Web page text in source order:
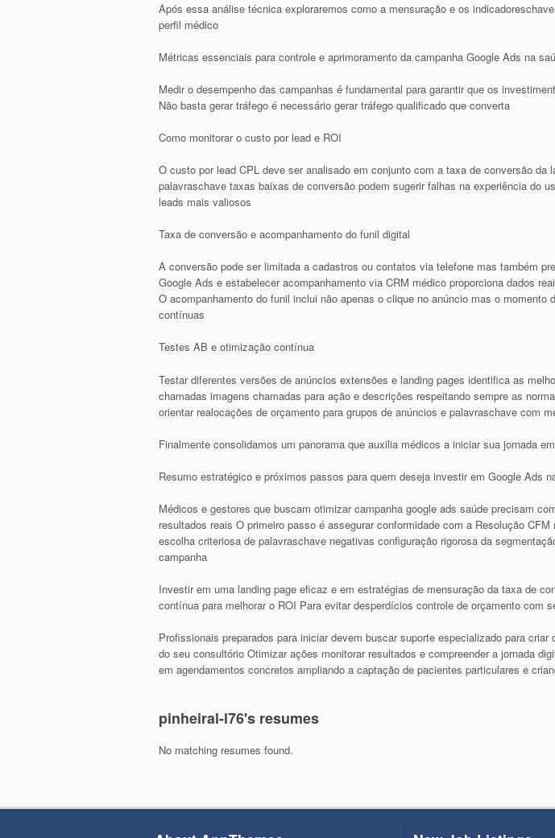
Após essa análise técnica exploraremos como a mensuração e os
perfil médico
Métricas essenciais para controle e aprimoramento da campanha Google Ads na
Medir o desempenho das campanhas é fundamental para garantir que os
Não basta gerar tráfego é necessário gerar tráfego qualificado que converta
Como monitorar o custo por lead e ROI
O custo por lead CPL deve ser analisado em conjunto com a taxa de conversão
palavraschave taxas baixas de conversão podem sugerir falhas na experiência do
leads mais valiosos
Taxa de conversão e acompanhamento do funil digital
A conversão pode ser limitada a cadastros ou contatos via telefone mas também
Google Ads e estabelecer acompanhamento via CRM médico proporciona dados
O acompanhamento do funil inclui não apenas o clique no anúncio mas o
contínuas
Testes AB e otimização contínua
Testar diferentes versões de anúncios extensões e landing pages identifica as
chamadas imagens chamadas para ação e descrições respeitando sempre as
orientar realocações de orçamento para grupos de anúncios e palavraschave com
Finalmente consolidamos um panorama que auxilia médicos a iniciar sua jornada
Resumo estratégico e próximos passos para quem deseja investir em Google Ads
Médicos e gestores que buscam otimizar campanha google ads saúde precisam
resultados reais O primeiro passo é assegurar conformidade com a Resolução
escolha criteriosa de palavraschave negativas configuração rigorosa da
campanha
Investir em uma landing page eficaz e em estratégias de mensuração da taxa de
contínua para melhorar o ROI Para evitar desperdícios controle de orçamento
Profissionais preparados para iniciar devem buscar suporte especializado para
do seu consultório Otimizar ações monitorar resultados e compreender a jornada
em agendamentos concretos ampliando a captação de pacientes particulares e
pinheiral-l76's resumes
No matching resumes found.